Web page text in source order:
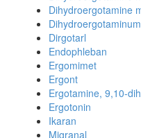
Dihydroergotamine
Dirgotarl
Endophleban
Ergomimet
Ergont
Ergotamine, 9,10-
Ergotonin
Ikaran
Migranal